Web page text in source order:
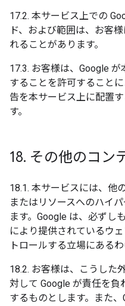
17.2. 本サービス上での
ド、および範囲は、お客
れることがあります。
17.3. お客様は、Google
することを許可すること
告を本サービス上に配置
す。
18. その他のコン
18.1. 本サービスには、他
またはリソースへのハイ
ます。Google は、必ずし
により提供されているウ
トロールする立場にある
18.2. お客様は、こうした
対して Google が責任を
するものとします。また